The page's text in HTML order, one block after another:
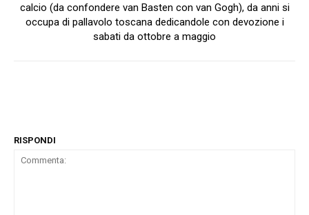
calcio (da confondere van Basten con van Gogh), da anni si
occupa di pallavolo toscana dedicandole con devozione i
sabati da ottobre a maggio
RISPONDI